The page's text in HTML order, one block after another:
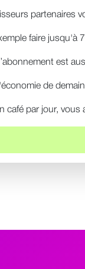
partenaires
faire jusqu'à
est
de
café par jour, vous